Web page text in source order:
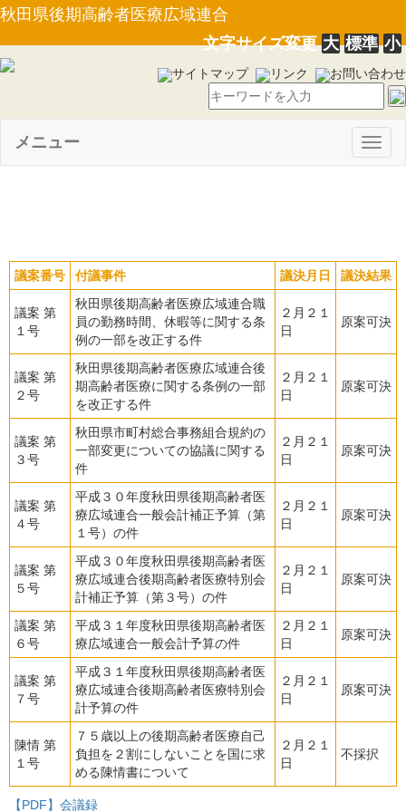
秋田県後期高齢者医療広域連合
文字サイズ変更大 標準 小
サイトマップ リンク お問い合わせ
メニュー
議案番号 付議事件 議決月日 議決結果
議案 第
１号
秋田県後期高齢者医療広域連合職
員の勤務時間、休暇等に関する条
例の一部を改正する件
２月２１
日
原案可決
議案 第
２号
秋田県後期高齢者医療広域連合後
期高齢者医療に関する条例の一部
を改正する件
２月２１
日
原案可決
議案 第
３号
秋田県市町村総合事務組合規約の
一部変更についての協議に関する
件
２月２１
日
原案可決
議案 第
４号
平成３０年度秋田県後期高齢者医
療広域連合一般会計補正予算（第
１号）の件
２月２１
日
原案可決
議案 第
５号
平成３０年度秋田県後期高齢者医
療広域連合後期高齢者医療特別会
計補正予算（第３号）の件
２月２１
日
原案可決
議案 第
６号
平成３１年度秋田県後期高齢者医
療広域連合一般会計予算の件
２月２１
日
原案可決
議案 第
７号
平成３１年度秋田県後期高齢者医
療広域連合後期高齢者医療特別会
計予算の件
２月２１
日
原案可決
陳情 第
１号
７５歳以上の後期高齢者医療自己
負担を２割にしないことを国に求
める陳情書について
２月２１
日
不採択
【PDF】会議録